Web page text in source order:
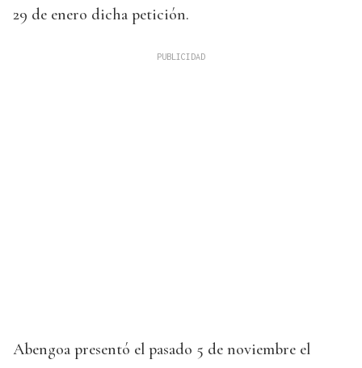
29 de enero dicha petición.
Abengoa presentó el pasado 5 de noviembre el